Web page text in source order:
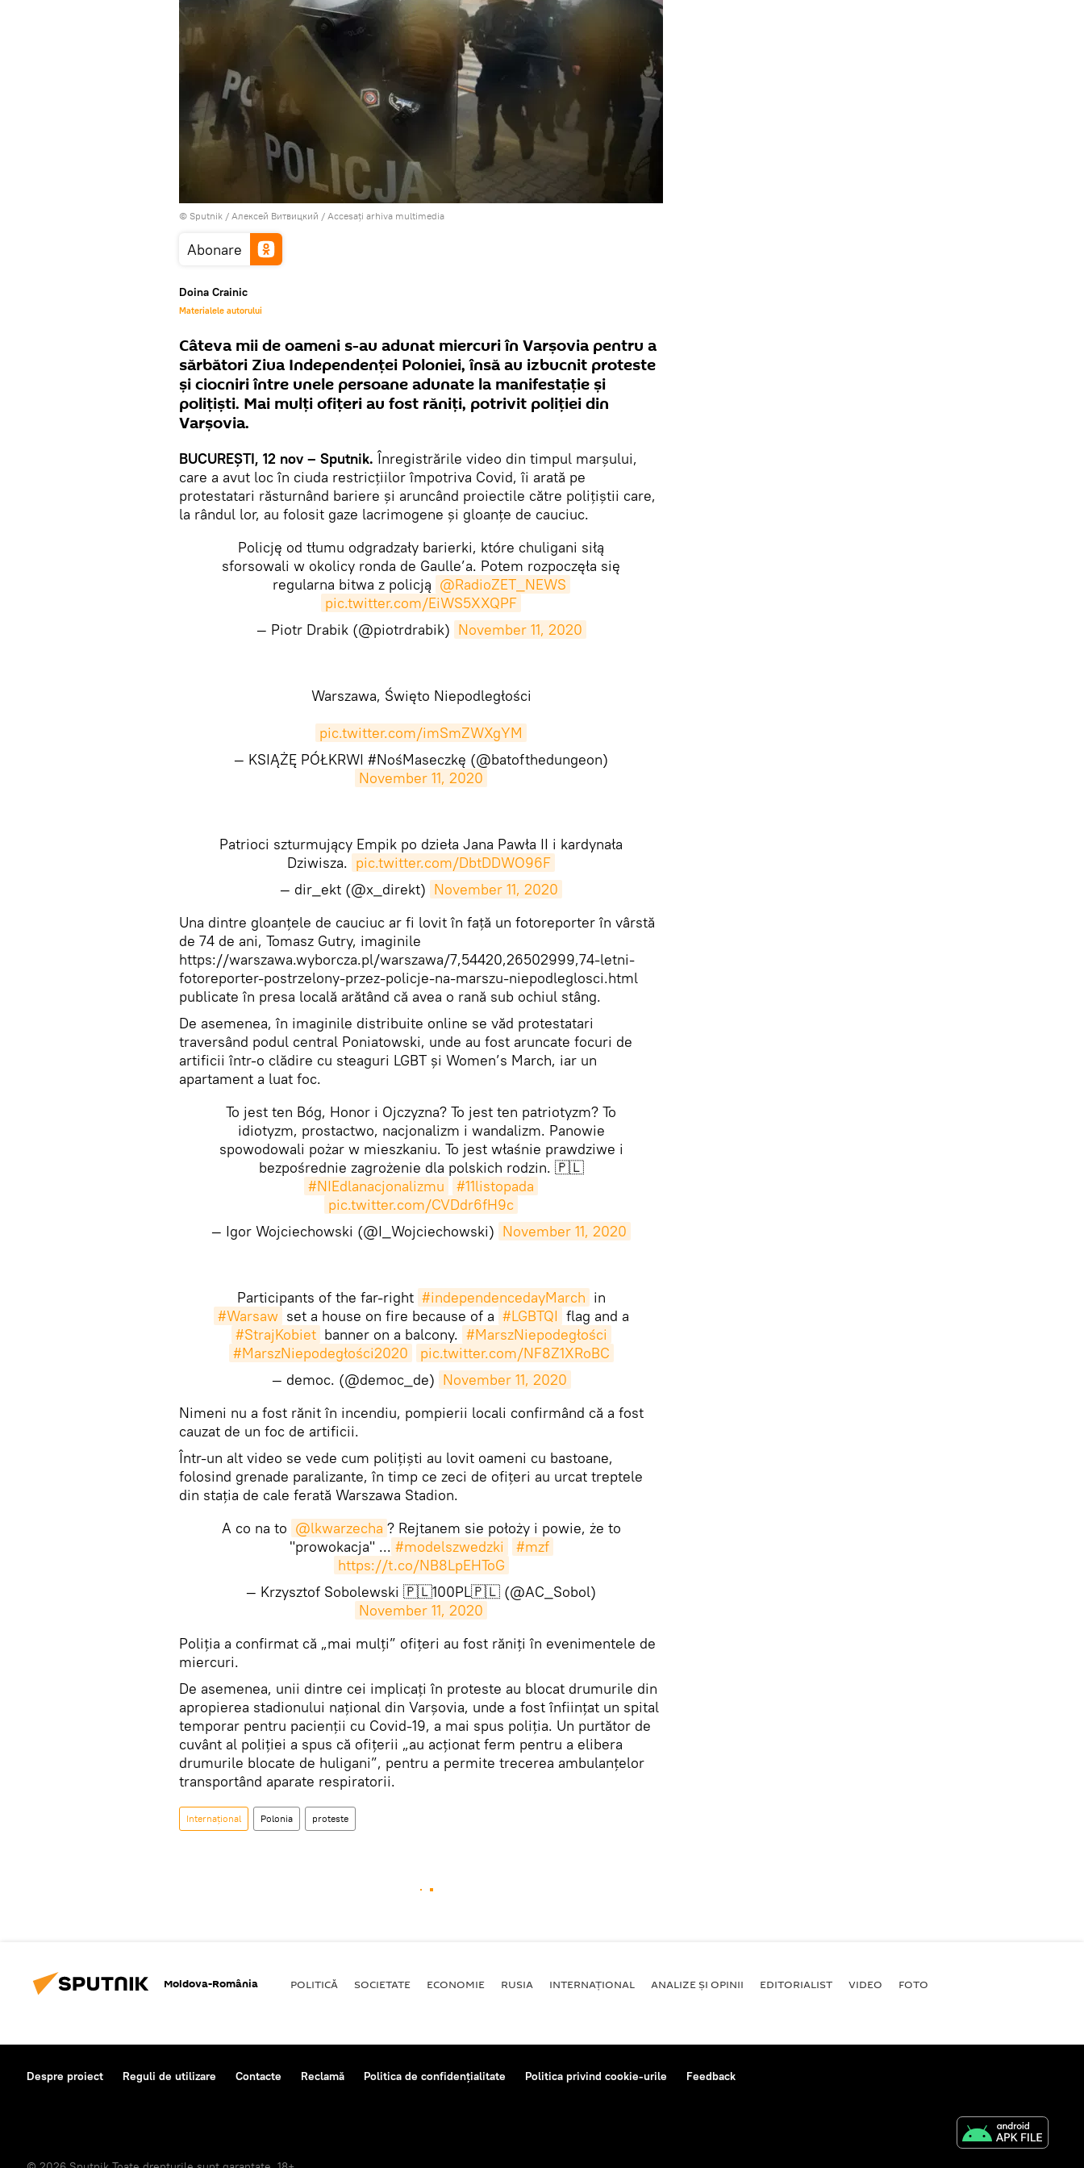
© Sputnik / Алексей Витвицкий / Accesați arhiva multimedia
Abonare
Doina Crainic
Materialele autorului
Câteva mii de oameni s-au adunat miercuri în Varșovia pentru a
sărbători Ziua Independenței Poloniei, însă au izbucnit proteste
şi ciocniri între unele persoane adunate la manifestaţie și
polițiști. Mai mulți ofițeri au fost răniți, potrivit poliției din
Varșovia.
BUCUREŞTI, 12 nov – Sputnik. Înregistrările video din timpul marșului,
care a avut loc în ciuda restricțiilor împotriva Covid, îi arată pe
protestatari răsturnând bariere și aruncând proiectile către polițiștii care,
la rândul lor, au folosit gaze lacrimogene și gloanțe de cauciuc.
Policję od tłumu odgradzały barierki, które chuligani siłą
sforsowali w okolicy ronda de Gaulle’a. Potem rozpoczęła się
regularna bitwa z policją @RadioZET_NEWS
pic.twitter.com/EiWS5XXQPF
— Piotr Drabik (@piotrdrabik) November 11, 2020
Warszawa, Święto Niepodległości
pic.twitter.com/imSmZWXgYM
— KSIĄŻĘ PÓŁKRWI #NośMaseczkę (@batofthedungeon)
November 11, 2020
Patrioci szturmujący Empik po dzieła Jana Pawła II i kardynała
Dziwisza. pic.twitter.com/DbtDDWO96F
— dir_ekt (@x_direkt) November 11, 2020
​Una dintre gloanțele de cauciuc ar fi lovit în față un fotoreporter în vârstă
de 74 de ani, Tomasz Gutry, imaginile
https://warszawa.wyborcza.pl/warszawa/7,54420,26502999,74-letni-
fotoreporter-postrzelony-przez-policje-na-marszu-niepodleglosci.html
publicate în presa locală arătând că avea o rană sub ochiul stâng.
De asemenea, în imaginile distribuite online se văd protestatari
traversând podul central Poniatowski, unde au fost aruncate focuri de
artificii într-o clădire cu steaguri LGBT și Women’s March, iar un
apartament a luat foc.
To jest ten Bóg, Honor i Ojczyzna? To jest ten patriotyzm? To
idiotyzm, prostactwo, nacjonalizm i wandalizm. Panowie
spowodowali pożar w mieszkaniu. To jest właśnie prawdziwe i
bezpośrednie zagrożenie dla polskich rodzin. 🇵🇱
#NIEdlanacjonalizmu
#11listopada
pic.twitter.com/CVDdr6fH9c
— Igor Wojciechowski (@I_Wojciechowski) November 11, 2020
Participants of the far-right #independencedayMarch in
#Warsaw set a house on fire because of a #LGBTQI flag and a
#StrajKobiet banner on a balcony. #MarszNiepodegłości
#MarszNiepodegłości2020
pic.twitter.com/NF8Z1XRoBC
— democ. (@democ_de) November 11, 2020
​Nimeni nu a fost rănit în incendiu, pompierii locali confirmând că a fost
cauzat de un foc de artificii.
Într-un alt video se vede cum polițiști au lovit oameni cu bastoane,
folosind grenade paralizante, în timp ce zeci de ofițeri au urcat treptele
din staţia de cale ferată Warszawa Stadion.
A co na to @lkwarzecha ? Rejtanem sie położy i powie, że to
"prowokacja" ... #modelszwedzki
#mzf
https://t.co/NB8LpEHToG
— Krzysztof Sobolewski 🇵🇱100PL🇵🇱 (@AC_Sobol)
November 11, 2020
​Poliția a confirmat că „mai mulți” ofițeri au fost răniți în evenimentele de
miercuri.
De asemenea, unii dintre cei implicaţi în proteste au blocat drumurile din
apropierea stadionului național din Varșovia, unde a fost înființat un spital
temporar pentru pacienții cu Covid-19, a mai spus poliția. Un purtător de
cuvânt al poliției a spus că ofițerii „au acționat ferm pentru a elibera
drumurile blocate de huligani”, pentru a permite trecerea ambulanțelor
transportând aparate respiratorii.
Internaţional Polonia proteste
Moldova-România POLITICĂ SOCIETATE ECONOMIE RUSIA INTERNAŢIONAL ANALIZE ȘI OPINII EDITORIALIST VIDEO FOTO
Despre proiect Reguli de utilizare Contacte Reclamă Politica de confidențialitate Politica privind cookie-urile Feedback